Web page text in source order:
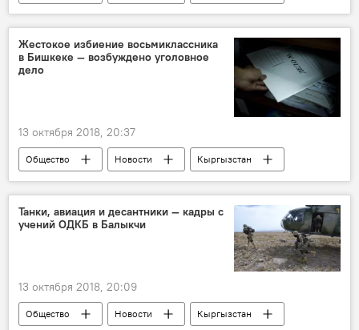
прогноз погоды
погода в Кыргызстане
Жестокое избиение восьмиклассника
в Бишкеке — возбуждено уголовное
дело
13 октября 2018, 20:37
Общество Новости
Кыргызстан
Бишкек
избиение
уголовное дело
Танки, авиация и десантники — кадры с
учений ОДКБ в Балыкчи
13 октября 2018, 20:09
Общество Новости
Кыргызстан